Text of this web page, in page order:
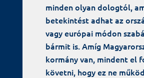
minden olyan dologtól,
betekintést adhat az
vagy európai módon
bármit is. Amíg
kormány van, mindent el
követni, hogy ez ne